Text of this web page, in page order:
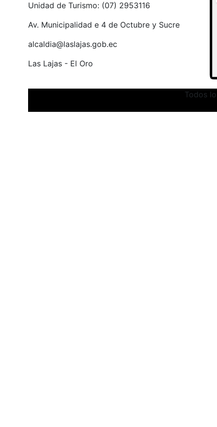
Unidad de Turismo: (07) 2953116
Av. Municipalidad e 4 de Octubre y Sucre
alcaldia@laslajas.gob.ec
Las Lajas - El Oro
Todos